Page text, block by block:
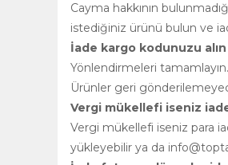
Cayma hakkının
istediğiniz ürünü bulun ve
İade kargo kodunuzu
Yönlendirmeleri
Ürünler geri
Vergi mükellefi iseniz
Vergi mükellefi iseniz para
yükleyebilir ya da